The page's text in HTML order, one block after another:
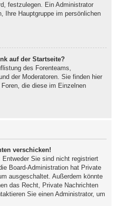
festzulegen. Ein Administrator
Ihre Hauptgruppe im persönlichen
auf der Startseite?
des Forenteams,
der Moderatoren. Sie finden hier
die diese im Einzelnen
verschicken!
Entweder Sie sind nicht registriert
Board-Administration hat Private
ausgeschaltet. Außerdem könnte
das Recht, Private Nachrichten
Sie einen Administrator, um